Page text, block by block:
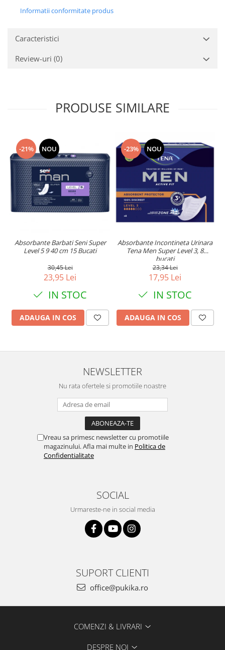
Informatii conformitate produs
Caracteristici
Review-uri (0)
PRODUSE SIMILARE
-21% NOU
Absorbante Barbati Seni Super
Level 5 9 40 cm 15 Bucati
30,45 Lei
23,95 Lei
IN STOC
ADAUGA IN COS
-23% NOU
Absorbante Incontineta Urinara
Tena Men Super Level 3, 8
bucati
23,34 Lei
17,95 Lei
IN STOC
ADAUGA IN COS
NEWSLETTER
Nu rata ofertele si promotiile noastre
Vreau sa primesc newsletter cu promotiile
magazinului. Afla mai multe in Politica de
Confidentialitate
SOCIAL
Urmareste-ne in social media
SUPORT CLIENTI
office@pukika.ro
COMENZI & LIVRARI
DESPRE NOI